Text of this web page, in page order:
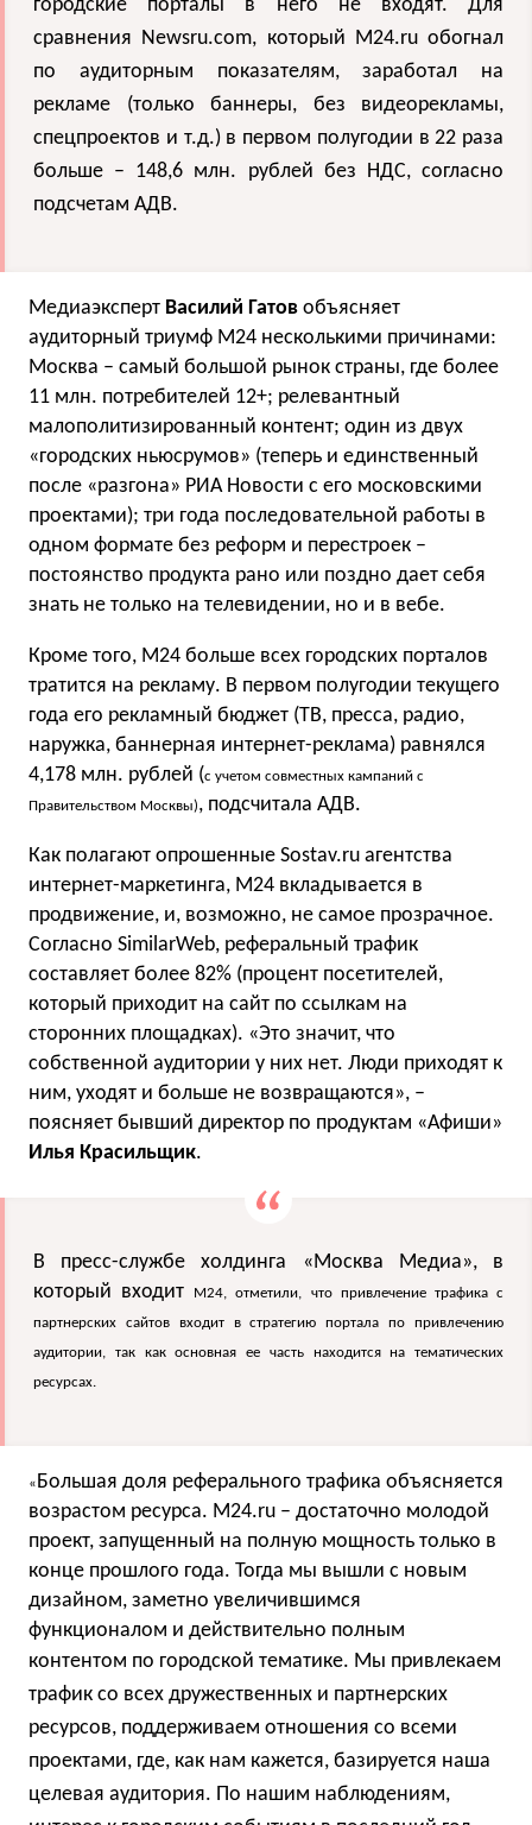
городские порталы в него не входят. Для
сравнения Newsru.com, который M24.ru обогнал
по аудиторным показателям, заработал на
рекламе (только баннеры, без видеорекламы,
спецпроектов и т.д.) в первом полугодии в 22 раза
больше – 148,6 млн. рублей без НДС, согласно
подсчетам АДВ.
Медиаэксперт Василий Гатов объясняет
аудиторный триумф M24 несколькими причинами:
Москва – самый большой рынок страны, где более
11 млн. потребителей 12+; релевантный
малополитизированный контент; один из двух
«городских ньюсрумов» (теперь и единственный
после «разгона» РИА Новости с его московскими
проектами); три года последовательной работы в
одном формате без реформ и перестроек –
постоянство продукта рано или поздно дает себя
знать не только на телевидении, но и в вебе.
Кроме того, M24 больше всех городских порталов
тратится на рекламу. В первом полугодии текущего
года его рекламный бюджет (ТВ, пресса, радио,
наружка, баннерная интернет-реклама) равнялся
4,178 млн. рублей (с учетом совместных кампаний с
Правительством Москвы), подсчитала АДВ.
Как полагают опрошенные Sostav.ru агентства
интернет-маркетинга, M24 вкладывается в
продвижение, и, возможно, не самое прозрачное.
Согласно SimilarWeb, реферальный трафик
составляет более 82% (процент посетителей,
который приходит на сайт по ссылкам на
сторонних площадках). «Это значит, что
собственной аудитории у них нет. Люди приходят к
ним, уходят и больше не возвращаются», –
поясняет бывший директор по продуктам «Афиши»
Илья Красильщик.
В пресс-службе холдинга «Москва Медиа», в
который входит
М24, отметили, что привлечение трафика с
партнерских сайтов входит в стратегию портала по привлечению
аудитории, так как основная ее часть находится на тематических
ресурсах.
«Большая доля реферального трафика объясняется
возрастом ресурса. М24.ru – достаточно молодой
проект, запущенный на полную мощность только в
конце прошлого года. Тогда мы вышли с новым
дизайном, заметно увеличившимся
функционалом и действительно полным
контентом по городской тематике. Мы привлекаем
трафик со всех дружественных и партнерских
ресурсов, поддерживаем отношения со всеми
проектами, где, как нам кажется, базируется наша
целевая аудитория. По нашим наблюдениям,